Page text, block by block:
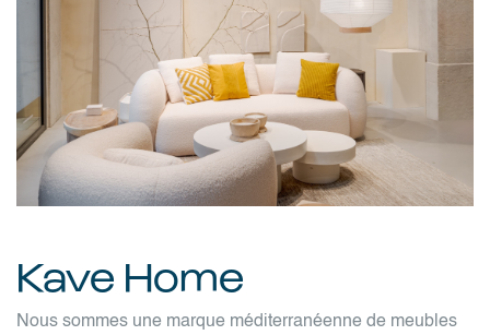
Kave Home
Nous sommes une marque méditerranéenne de meubles